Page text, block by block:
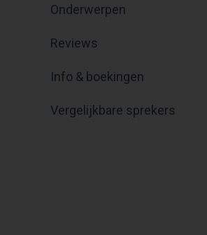
Onderwerpen
Reviews
Info & boekingen
Vergelijkbare sprekers